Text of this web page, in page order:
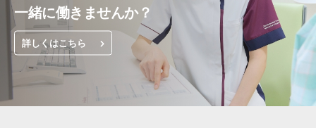
一緒に働きませんか？
詳しくはこちら